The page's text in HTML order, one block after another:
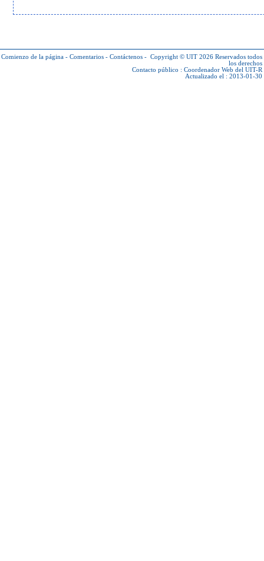
Comienzo de la página - Comentarios - Contáctenos - Copyright © UIT 2026 Reservados todos
los derechos
Contacto público : Coordenador Web del UIT-R
Actualizado el : 2013-01-30